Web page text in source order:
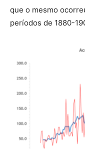
que o mesmo
períodos de 1880-